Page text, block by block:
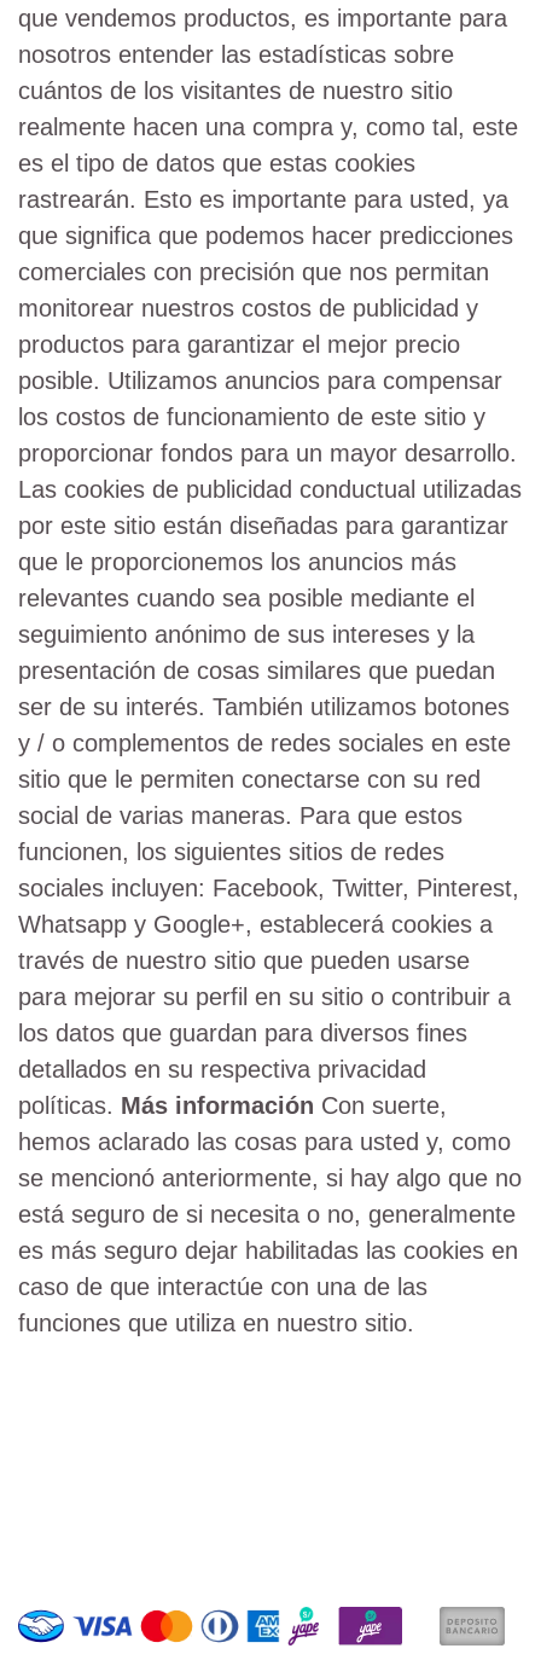
que vendemos productos, es importante para
nosotros entender las estadísticas sobre
cuántos de los visitantes de nuestro sitio
realmente hacen una compra y, como tal, este
es el tipo de datos que estas cookies
rastrearán. Esto es importante para usted, ya
que significa que podemos hacer predicciones
comerciales con precisión que nos permitan
monitorear nuestros costos de publicidad y
productos para garantizar el mejor precio
posible. Utilizamos anuncios para compensar
los costos de funcionamiento de este sitio y
proporcionar fondos para un mayor desarrollo.
Las cookies de publicidad conductual utilizadas
por este sitio están diseñadas para garantizar
que le proporcionemos los anuncios más
relevantes cuando sea posible mediante el
seguimiento anónimo de sus intereses y la
presentación de cosas similares que puedan
ser de su interés. También utilizamos botones
y / o complementos de redes sociales en este
sitio que le permiten conectarse con su red
social de varias maneras. Para que estos
funcionen, los siguientes sitios de redes
sociales incluyen: Facebook, Twitter, Pinterest,
Whatsapp y Google+, establecerá cookies a
través de nuestro sitio que pueden usarse
para mejorar su perfil en su sitio o contribuir a
los datos que guardan para diversos fines
detallados en su respectiva privacidad
políticas. Más información Con suerte,
hemos aclarado las cosas para usted y, como
se mencionó anteriormente, si hay algo que no
está seguro de si necesita o no, generalmente
es más seguro dejar habilitadas las cookies en
caso de que interactúe con una de las
funciones que utiliza en nuestro sitio.